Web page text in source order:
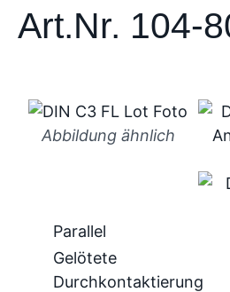
Art.Nr. 104-
Abbildung ähnlich
Parallel
Gelötete
Durchkontaktierung